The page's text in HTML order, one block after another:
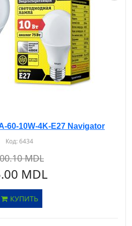
60-10W-4K-E27 Navigator
Код:6434
MDL
MDL
КУПИТЬ